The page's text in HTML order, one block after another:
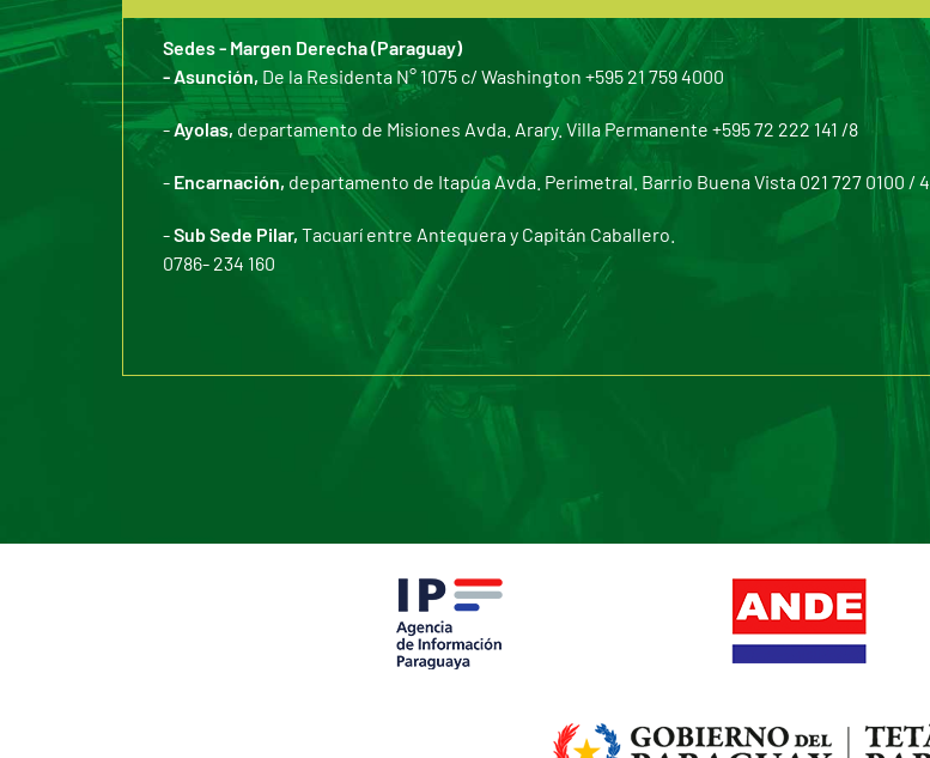
Sedes - Margen Derecha (Paraguay)
- Asunción, De la Residenta N° 1075 c/ Washington +595 21 759 4000
-Ayolas, departamento de Misiones Avda. Arary. Villa Permanente +595 72 222 141 /8
- Encarnación, departamento de Itapúa Avda. Perimetral. Barrio Buena Vista 021 727 0100 / 4
-Sub Sede Pilar, Tacuarí entre Antequera y Capitán Caballero.
0786- 234 160